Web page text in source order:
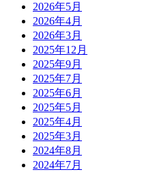
2026年5月
2026年4月
2026年3月
2025年12月
2025年9月
2025年7月
2025年6月
2025年5月
2025年4月
2025年3月
2024年8月
2024年7月